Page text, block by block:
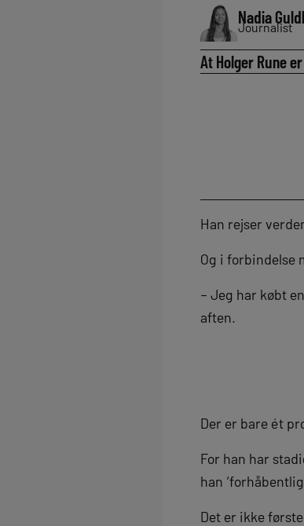
Nadia
Journalist
At Holger Rune
Han rejser
Og i forbindelse
– Jeg har købt
aften.
Der er bare ét
For han har
han
Det er ikke